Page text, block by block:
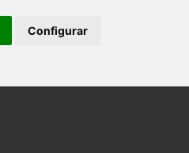
Configurar